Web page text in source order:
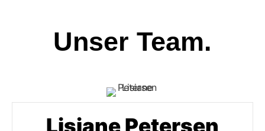
Unser Team.
Lisiane Petersen